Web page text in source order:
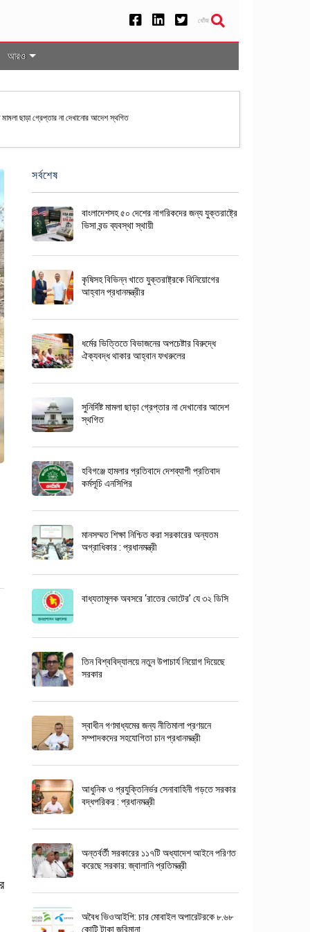
খোঁজ
আরও
মামলা ছাড়া গ্রেপ্তার না দেখানোর আদেশ স্থগিত
সর্বশেষ
বাংলাদেশসহ ৫০ দেশের নাগরিকদের জন্য যুক্তরাষ্ট্রে
ভিসা বন্ড ব্যবস্থা স্থায়ী
কৃষিসহ বিভিন্ন খাতে যুক্তরাষ্ট্রকে বিনিয়োগের
আহ্বান প্রধানমন্ত্রীর
ধর্মের ভিত্তিতে বিভাজনের অপচেষ্টার বিরুদ্ধে
ঐক্যবদ্ধ থাকার আহ্বান ফখরুলের
সুনির্দিষ্ট মামলা ছাড়া গ্রেপ্তার না দেখানোর আদেশ
স্থগিত
হবিগঞ্জে হামলার প্রতিবাদে দেশব্যাপী প্রতিবাদ
কর্মসূচি এনসিপির
মানসম্মত শিক্ষা নিশ্চিত করা সরকারের অন্যতম
অগ্রাধিকার : প্রধানমন্ত্রী
বাধ্যতামূলক অবসরে ‘রাতের ভোটের’ যে ৩২ ডিসি
তিন বিশ্ববিদ্যালয়ে নতুন উপাচার্য নিয়োগ দিয়েছে
সরকার
স্বাধীন গণমাধ্যমের জন্য নীতিমালা প্রণয়নে
সম্পাদকদের সহযোগিতা চান প্রধানমন্ত্রী
আধুনিক ও প্রযুক্তিনির্ভর সেনাবাহিনী গড়তে সরকার
বদ্ধপরিকর : প্রধানমন্ত্রী
অন্তর্বর্তী সরকারের ১১৭টি অধ্যাদেশ আইনে পরিণত
করেছে সরকার: জ্বালানি প্রতিমন্ত্রী
অবৈধ ভিওআইপি: চার মোবাইল অপারেটরকে ৮.৬৮
কোটি টাকা জরিমানা